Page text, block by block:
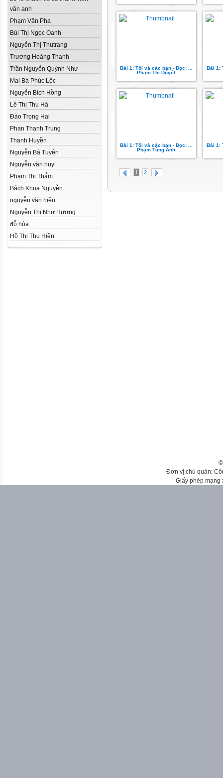
vân anh
Phạm Văn Pha
Bùi Thị Ngọc Oanh
Nguyễn Thị Thutrang
Trương Hoàng Thanh
Trần Nguyễn Quỳnh Như
Mai Bá Phúc Lộc
Nguyễn Bích Hồng
Lê Thị Thu Hà
Đào Trọng Hai
Phan Thanh Trung
Thanh Huyền
Nguyễn Bá Tuyên
Nguyễn văn huy
Phạm Thị Thắm
Bách Khoa Nguyễn
nguyễn văn hiếu
Nguyễn Thị Như­ Hương
đỗ hòa
Hồ Thị Thu Hiền
Bài 1: Tôi và các bạn - Đọc: ...
Phạm Thị Duyệt
Bài 1:
Bài 1: Tôi và các bạn - Đọc: ...
Phạm Tùng Anh
Bài 1:
1 2
Đơn vị chủ quản:
Giấy phép mạng